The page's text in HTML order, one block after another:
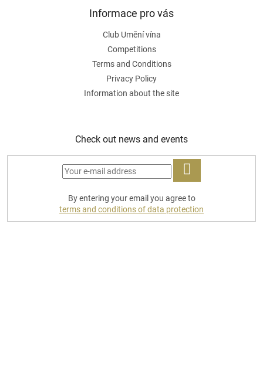
Informace pro vás
Club Umění vína
Competitions
Terms and Conditions
Privacy Policy
Information about the site
Check out news and events
LOG
IN
By entering your email you agree to
terms and conditions of data protection